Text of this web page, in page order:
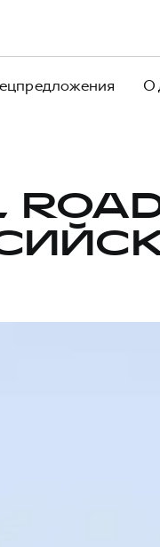
О